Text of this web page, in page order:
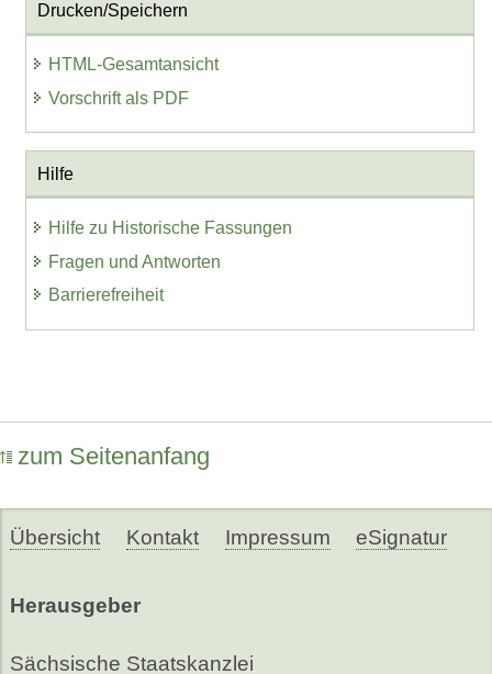
Drucken/Speichern
HTML-Gesamtansicht
Vorschrift als PDF
Hilfe
Hilfe zu Historische Fassungen
Fragen und Antworten
Barrierefreiheit
zum Seitenanfang
Übersicht Kontakt Impressum eSignatur
Herausgeber
Sächsische Staatskanzlei